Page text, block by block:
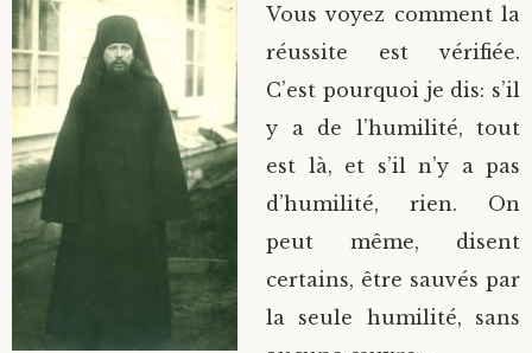
Vous voyez comment la
réussite est vérifiée.
C’est pourquoi je dis: s’il
y a de l’humilité, tout
est là, et s’il n’y a pas
d’humilité, rien. On
peut même, disent
certains, être sauvés par
la seule humilité, sans